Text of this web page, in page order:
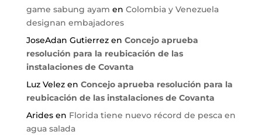
game sabung ayam en Colombia y Venezuela
designan embajadores
JoseAdan Gutierrezen Concejo aprueba
resolución para la reubicación de las
instalaciones de Covanta
Luz Velezen Concejo aprueba resolución para la
reubicación de las instalaciones de Covanta
Aridesen Florida tiene nuevo récord de pesca en
agua salada